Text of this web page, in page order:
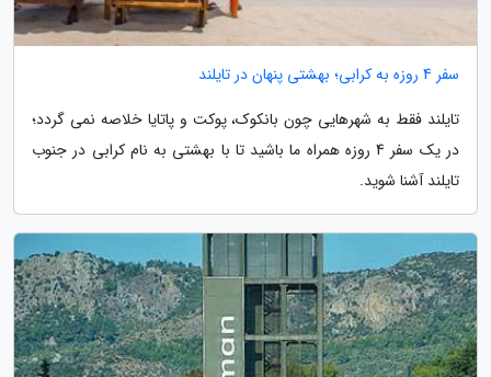
سفر 4 روزه به کرابی؛ بهشتی پنهان در تایلند
تایلند فقط به شهرهایی چون بانکوک، پوکت و پاتایا خلاصه نمی گردد؛
در یک سفر 4 روزه همراه ما باشید تا با بهشتی به نام کرابی در جنوب
تایلند آشنا شوید.